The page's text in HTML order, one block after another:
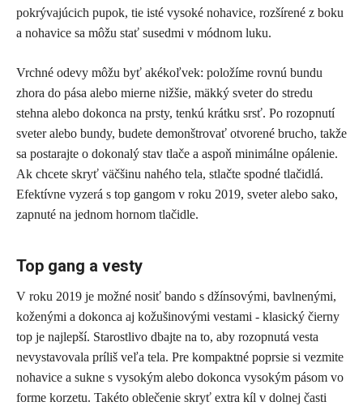
pokrývajúcich pupok, tie isté vysoké nohavice, rozšírené z boku
a nohavice sa môžu stať susedmi v módnom luku.
Vrchné odevy môžu byť akékoľvek: položíme rovnú bundu
zhora do pása alebo mierne nižšie, mäkký sveter do stredu
stehna alebo dokonca na prsty, tenkú krátku srsť. Po rozopnutí
sveter alebo bundy, budete demonštrovať otvorené brucho, takže
sa postarajte o dokonalý stav tlače a aspoň minimálne opálenie.
Ak chcete skryť väčšinu nahého tela, stlačte spodné tlačidlá.
Efektívne vyzerá s top gangom v roku 2019, sveter alebo sako,
zapnuté na jednom hornom tlačidle.
Top gang a vesty
V roku 2019 je možné nosiť bando s džínsovými, bavlnenými,
koženými a dokonca aj kožušinovými vestami - klasický čierny
top je najlepší. Starostlivo dbajte na to, aby rozopnutá vesta
nevystavovala príliš veľa tela. Pre kompaktné poprsie si vezmite
nohavice a sukne s vysokým alebo dokonca vysokým pásom vo
forme korzetu. Takéto oblečenie skryť extra kíl v dolnej časti